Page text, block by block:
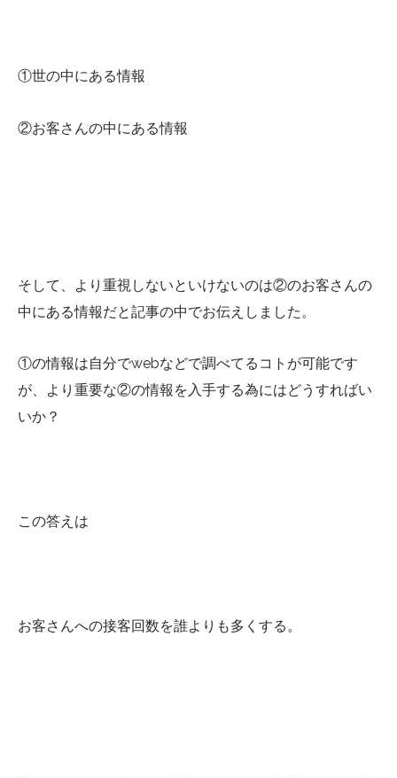
①世の中にある情報
②お客さんの中にある情報
そして、より重視しないといけないのは②のお客さんの
中にある情報だと記事の中でお伝えしました。
①の情報は自分でwebなどで調べてるコトが可能です
が、より重要な②の情報を入手する為にはどうすればい
いか？
この答えは
お客さんへの接客回数を誰よりも多くする。